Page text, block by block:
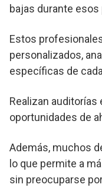
bajas durante esos
Estos
personalizados,
específicas de
Realizan
oportunidades de
Además, muchos
lo que permite a
sin preocuparse